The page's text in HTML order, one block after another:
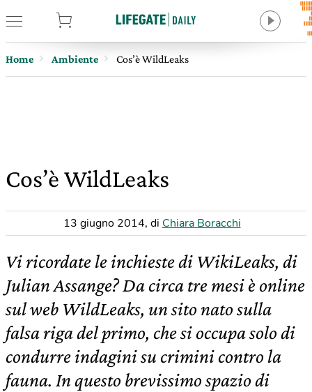
Home Ambiente Cos’è WildLeaks
Cos’è WildLeaks
13 giugno 2014, di Chiara Boracchi
Vi ricordate le inchieste di WikiLeaks, di
Julian Assange? Da circa tre mesi è online
sul web WildLeaks, un sito nato sulla
falsa riga del primo, che si occupa solo di
condurre indagini su crimini contro la
fauna. In questo brevissimo spazio di